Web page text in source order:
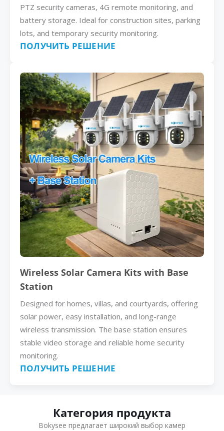
PTZ security cameras, 4G remote monitoring, and
battery storage. Ideal for construction sites, parking
lots, and temporary security monitoring.
ПОЛУЧИТЬ РЕШЕНИЕ
Wireless Solar Camera Kits with Base
Station
Designed for homes, villas, and courtyards, offering
solar power, easy installation, and long-range
wireless transmission. The base station ensures
stable video storage and reliable home security
monitoring.
ПОЛУЧИТЬ РЕШЕНИЕ
Категория продукта
Bokysee предлагает широкий выбор камер